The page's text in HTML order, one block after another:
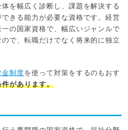
を幅広く診断し、課題を解決する
きる能力が必要な資格です。経営
の国家資格で、幅広いジャンルで
で、転職だけでなく将来的に独立
金制度を使って対策をするのもおす
があります。